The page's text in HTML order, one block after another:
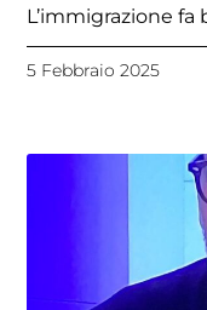
L’immigrazione fa
5 Febbraio 2025